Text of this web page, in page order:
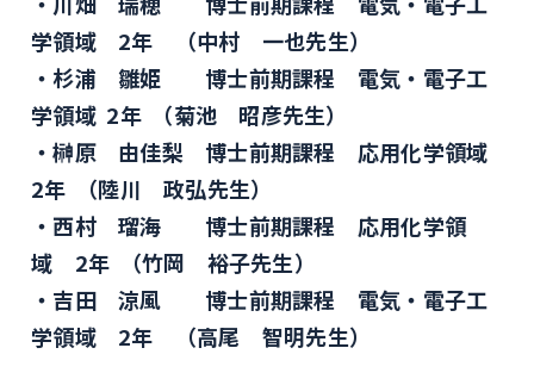
学領域 2年 （中村 一也先生）
杉浦 雛姫 博士前期課程 電気・電子工
学領域 2年 （菊池 昭彦先生）
榊原 由佳梨 博士前期課程 応用化学領域
2年 （陸川 政弘先生）
西村 瑠海 博士前期課程 応用化学領
域 2年 （竹岡 裕子先生）
吉田 涼風 博士前期課程 電気・電子工
学領域 2年 （高尾 智明先生）